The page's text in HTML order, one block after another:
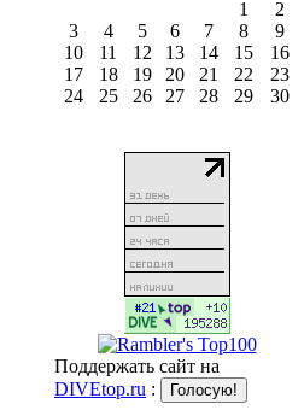
1
2
3
4 5 6 7 8
9
10
11 12 13 14 15
16
17
18 19 20 21 22
23
24
25 26 27 28 29 30
Поддержать сайт на
DIVEtop.ru :